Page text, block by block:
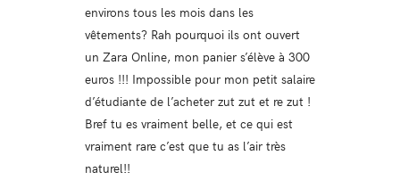
environs tous les mois dans les
vêtements? Rah pourquoi ils ont ouvert
un Zara Online, mon panier s’élève à 300
euros !!! Impossible pour mon petit salaire
d’étudiante de l’acheter zut zut et re zut !
Bref tu es vraiment belle, et ce qui est
vraiment rare c’est que tu as l’air très
naturel!!